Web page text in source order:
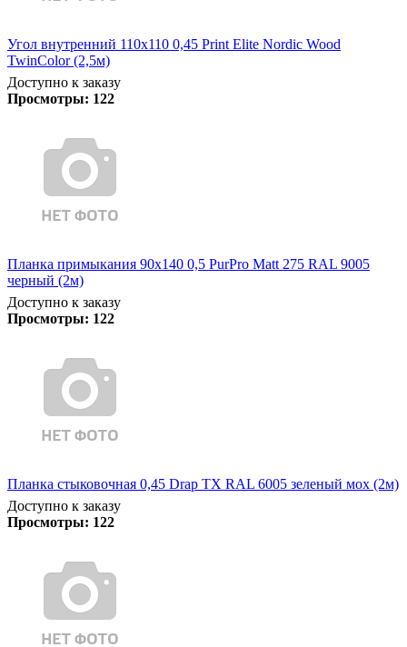
Угол внутренний 110х110 0,45 Print Elite Nordic Wood
TwinColor (2,5м)
Доступно к заказу
Просмотры: 122
Планка примыкания 90х140 0,5 PurPro Matt 275 RAL 9005
черный (2м)
Доступно к заказу
Просмотры: 122
Планка стыковочная 0,45 Drap TX RAL 6005 зеленый мох (2м)
Доступно к заказу
Просмотры: 122